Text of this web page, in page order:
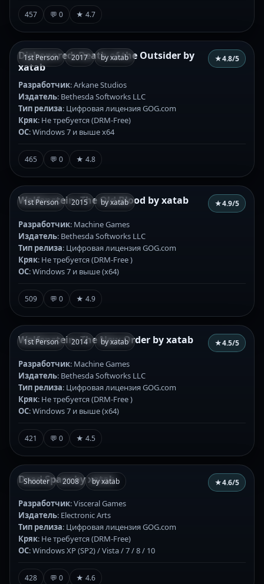
457 💬 0 ★ 4.7
1st Person 2017 by xatab
Dishonored: Death of the Outsider by
xatab
★4.8/5
Разработчик: Arkane Studios
Издатель: Bethesda Softworks LLC
Тип релиза: Цифровая лицензия GOG.com
Кряк: Не требуется (DRM-Free)
ОС: Windows 7 и выше x64
465 💬 0 ★ 4.8
1st Person 2015 by xatab
Wolfenstein: The Old Blood by xatab ★4.9/5
Разработчик: Machine Games
Издатель: Bethesda Softworks LLC
Тип релиза: Цифровая лицензия GOG.com
Кряк: Не требуется (DRM-Free )
ОС: Windows 7 и выше (х64)
509 💬 0 ★ 4.9
1st Person 2014 by xatab
Wolfenstein: The New Order by xatab ★4.5/5
Разработчик: Machine Games
Издатель: Bethesda Softworks LLC
Тип релиза: Цифровая лицензия GOG.com
Кряк: Не требуется (DRM-Free )
ОС: Windows 7 и выше (х64)
421 💬 0 ★ 4.5
Shooter 2008 by xatab
Dead Space by xatab ★4.6/5
Разработчик: Visceral Games
Издатель: Electronic Arts
Тип релиза: Цифровая лицензия GOG.com
Кряк: Не требуется (DRM-Free)
ОС: Windows XP (SP2) / Vista / 7 / 8 / 10
428 💬 0 ★ 4.6